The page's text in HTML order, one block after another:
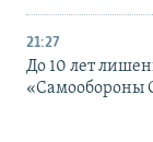
21:27
До 10 лет
«Самообороны